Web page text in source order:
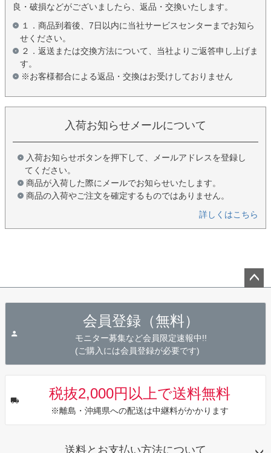
良・破損などがございましたら、返品・交換いたします。
１．商品到着後、7日以内に当社サービスセンターまでお知ら
せください。
２．返送または交換方法について、当社よりご返答申し上げま
す。
※お客様都合による返品・交換はお受けしておりません
入荷お知らせメールについて
入荷お知らせボタンを押下して、メールアドレスを登録し
てください。
商品が入荷した際にメールでお知らせいたします。
商品の入荷やご注文を確定するものではありません。
詳しくはこちら
会員登録（無料）
モニター募集など会員限定速報中!!
(ご購入には会員登録が必要です)
税抜2,000円以上で送料無料
※離島・沖縄県への配送は中継料がかかります
送料とお支払い方法について